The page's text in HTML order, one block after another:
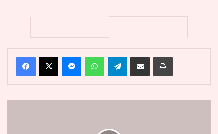
FacebookX MessengerWhatsAppTelegramPartager par email Imprimer